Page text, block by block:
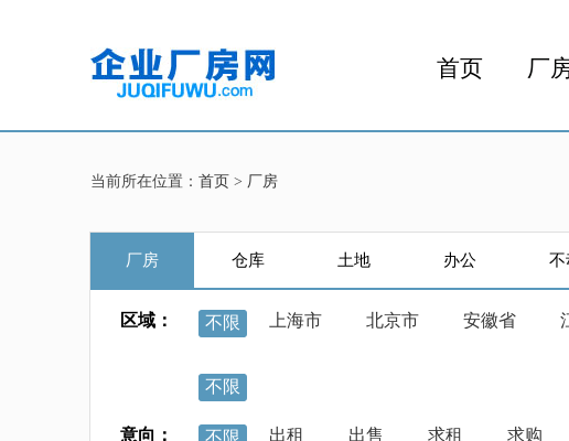
首页 厂
当前所在位置： 首页 > 厂房
厂房 仓库 土地 办公 不
区域： 不限 上海市 北京市 安徽省
不限
意向： 不限 出租 出售 求租 求购